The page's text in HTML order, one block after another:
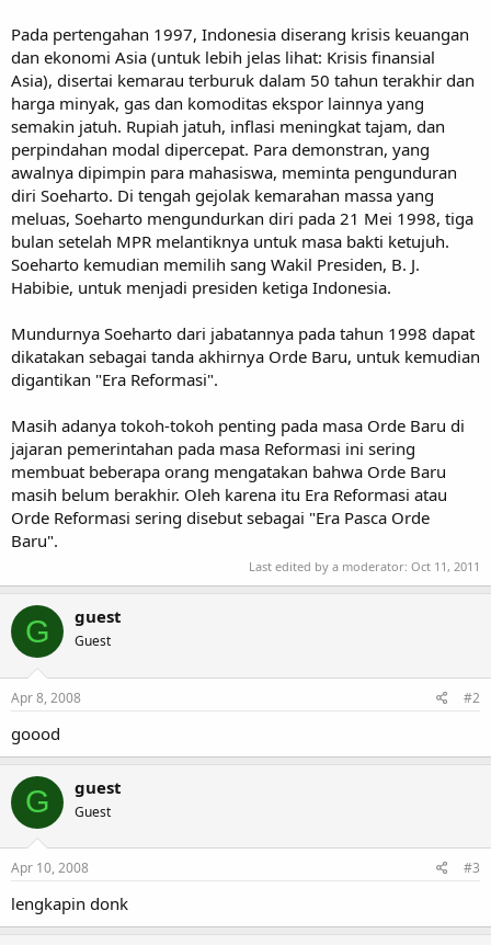
Pada pertengahan 1997, Indonesia diserang krisis keuangan
dan ekonomi Asia (untuk lebih jelas lihat: Krisis finansial
Asia), disertai kemarau terburuk dalam 50 tahun terakhir dan
harga minyak, gas dan komoditas ekspor lainnya yang
semakin jatuh. Rupiah jatuh, inflasi meningkat tajam, dan
perpindahan modal dipercepat. Para demonstran, yang
awalnya dipimpin para mahasiswa, meminta pengunduran
diri Soeharto. Di tengah gejolak kemarahan massa yang
meluas, Soeharto mengundurkan diri pada 21 Mei 1998, tiga
bulan setelah MPR melantiknya untuk masa bakti ketujuh.
Soeharto kemudian memilih sang Wakil Presiden, B. J.
Habibie, untuk menjadi presiden ketiga Indonesia.
Mundurnya Soeharto dari jabatannya pada tahun 1998 dapat
dikatakan sebagai tanda akhirnya Orde Baru, untuk kemudian
digantikan "Era Reformasi".
Masih adanya tokoh-tokoh penting pada masa Orde Baru di
jajaran pemerintahan pada masa Reformasi ini sering
membuat beberapa orang mengatakan bahwa Orde Baru
masih belum berakhir. Oleh karena itu Era Reformasi atau
Orde Reformasi sering disebut sebagai "Era Pasca Orde
Baru".
Last edited by a moderator: Oct 11, 2011
G guest
Guest
Apr 8, 2008 #2
goood
G guest
Guest
Apr 10, 2008 #3
lengkapin donk